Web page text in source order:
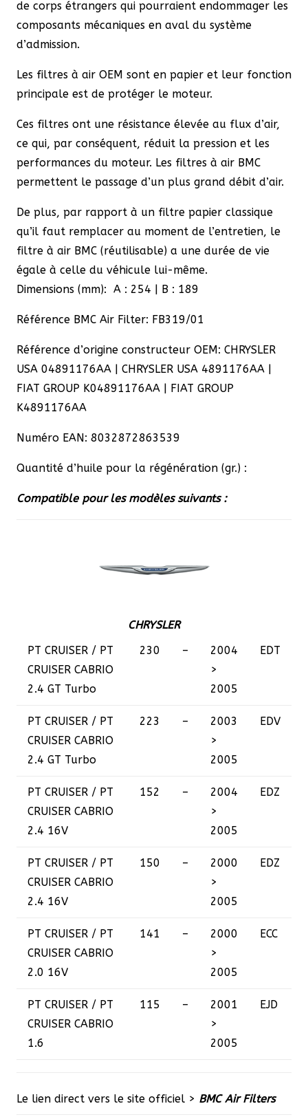
de corps étrangers qui pourraient endommager les
composants mécaniques en aval du système
d’admission.
Les filtres à air OEM sont en papier et leur fonction
principale est de protéger le moteur.
Ces filtres ont une résistance élevée au flux d’air,
ce qui, par conséquent, réduit la pression et les
performances du moteur. Les filtres à air BMC
permettent le passage d’un plus grand débit d’air.
De plus, par rapport à un filtre papier classique
qu’il faut remplacer au moment de l’entretien, le
filtre à air BMC (réutilisable) a une durée de vie
égale à celle du véhicule lui-même.
Dimensions (mm): A : 254 | B : 189
Référence BMC Air Filter: FB319/01
Référence d’origine constructeur OEM: CHRYSLER
USA 04891176AA | CHRYSLER USA 4891176AA |
FIAT GROUP K04891176AA | FIAT GROUP
K4891176AA
Numéro EAN: 8032872863539
Quantité d’huile pour la régénération (gr.) :
Compatible pour les modèles suivants :
CHRYSLER
PT CRUISER / PT
CRUISER CABRIO
2.4 GT Turbo
230 –
2004
>
2005
EDT
PT CRUISER / PT
CRUISER CABRIO
2.4 GT Turbo
223 –
2003
>
2005
EDV
PT CRUISER / PT
CRUISER CABRIO
2.4 16V
152 –
2004
>
2005
EDZ
PT CRUISER / PT
CRUISER CABRIO
2.4 16V
150 –
2000
>
2005
EDZ
PT CRUISER / PT
CRUISER CABRIO
2.0 16V
141 –
2000
>
2005
ECC
PT CRUISER / PT
CRUISER CABRIO
1.6
115 –
2001
>
2005
EJD
Le lien direct vers le site officiel > BMC Air Filters